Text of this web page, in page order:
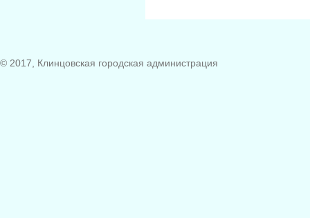
© 2017, Клинцовская городская администрация